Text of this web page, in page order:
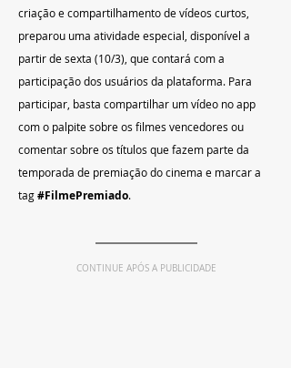
criação e compartilhamento de vídeos curtos,
preparou uma atividade especial, disponível a
partir de sexta (10/3), que contará com a
participação dos usuários da plataforma. Para
participar, basta compartilhar um vídeo no app
com o palpite sobre os filmes vencedores ou
comentar sobre os títulos que fazem parte da
temporada de premiação do cinema e marcar a
tag #FilmePremiado.
CONTINUE APÓS A PUBLICIDADE